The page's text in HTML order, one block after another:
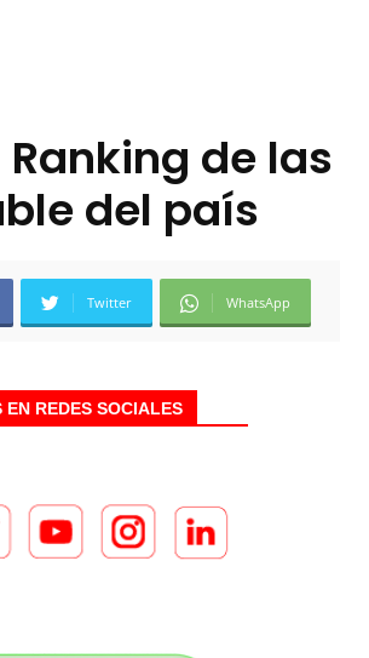
de las
del país
Twitter WhatsApp
EN REDES SOCIALES